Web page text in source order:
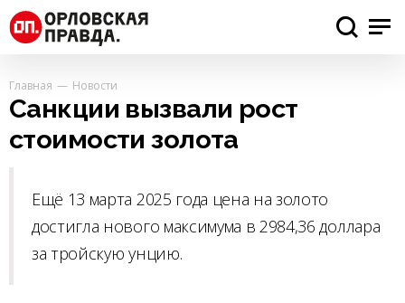
Главная Новости
Санкции вызвали рост
стоимости золота
Ещё 13 марта 2025 года цена на золото
достигла нового максимума в 2984,36 доллара
за тройскую унцию.